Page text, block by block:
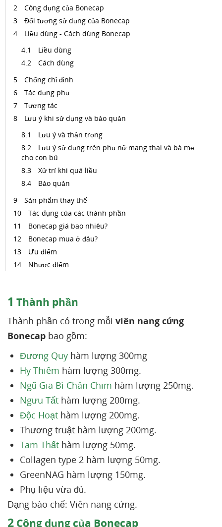
Công dụng của Bonecap
Đối tượng sử dụng của Bonecap
Liều dùng - Cách dùng Bonecap
Liều dùng
Cách dùng
Chống chỉ định
Tác dụng phụ
Tương tác
Lưu ý khi sử dụng và bảo quản
Lưu ý và thận trọng
Lưu ý sử dụng trên phụ nữ mang thai và bà mẹ
cho con bú
Xử trí khi quá liều
Bảo quản
Sản phẩm thay thế
Tác dụng của các thành phần
Bonecap giá bao nhiêu?
Bonecap mua ở đâu?
Ưu điểm
Nhược điểm
1 Thành phần
Thành phần có trong mỗi viên nang cứng
Bonecap bao gồm:
Đương Quy hàm lượng 300mg
Hy Thiêm hàm lượng 300mg.
Ngũ Gia Bì Chân Chim hàm lượng 250mg.
Ngưu Tất hàm lượng 200mg.
Độc Hoạt hàm lượng 200mg.
Thương truật hàm lượng 200mg.
Tam Thất hàm lượng 50mg.
Collagen type 2 hàm lượng 50mg.
GreenNAG hàm lượng 150mg.
Phụ liệu vừa đủ.
Dạng bào chế: Viên nang cứng.
2 Công dụng của Bonecap